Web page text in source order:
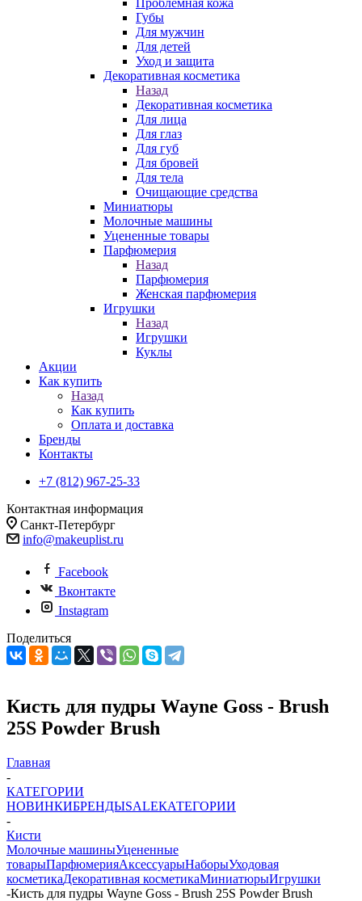
Проблемная кожа
Губы
Для мужчин
Для детей
Уход и защита
Декоративная косметика
Назад
Декоративная косметика
Для лица
Для глаз
Для губ
Для бровей
Для тела
Очищающие средства
Миниатюры
Молочные машины
Уцененные товары
Парфюмерия
Назад
Парфюмерия
Женская парфюмерия
Игрушки
Назад
Игрушки
Куклы
Акции
Как купить
Назад
Как купить
Оплата и доставка
Бренды
Контакты
+7 (812) 967-25-33
Контактная информация
Санкт-Петербург
info@makeuplist.ru
Facebook
Вконтакте
Instagram
Поделиться
Кисть для пудры Wayne Goss - Brush
25S Powder Brush
Главная
-
КАТЕГОРИИ
НОВИНКИБРЕНДЫSALEКАТЕГОРИИ
-
Кисти
Молочные машиныУцененные
товарыПарфюмерияАксессуарыНаборыУходовая
косметикаДекоративная косметикаМиниатюрыИгрушки
-Кисть для пудры Wayne Goss - Brush 25S Powder Brush